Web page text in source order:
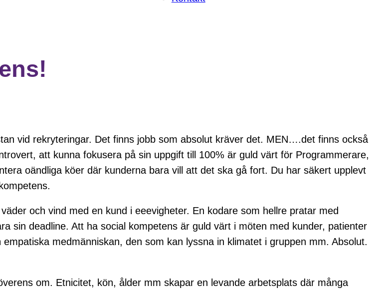
vid rekryteringar. Det finns jobb som absolut kräver det. MEN….det finns också
att kunna fokusera på sin uppgift till 100% är guld värt för Programmerare,
oändliga köer där kunderna bara vill att det ska gå fort. Du har säkert upplevt
och vind med en kund i eeevigheter. En kodare som hellre pratar med
sin deadline. Att ha social kompetens är guld värt i möten med kunder, patienter
medmänniskan, den som kan lyssna in klimatet i gruppen mm. Absolut.
om. Etnicitet, kön, ålder mm skapar en levande arbetsplats där många